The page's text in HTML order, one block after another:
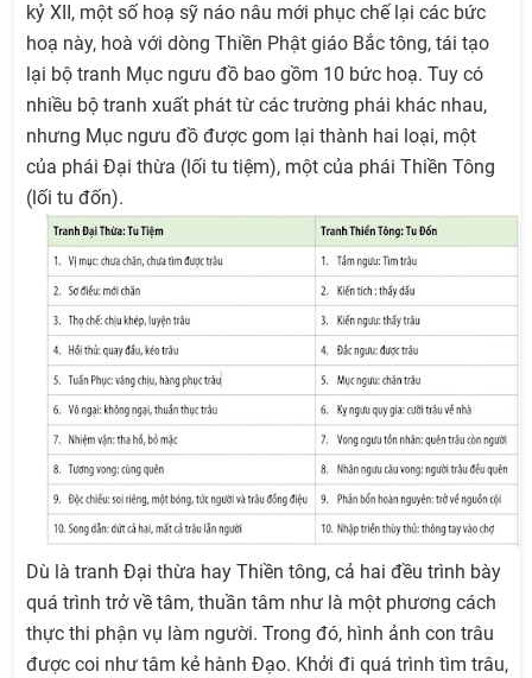
kỷ XII, một số hoạ sỹ náo nâu mới phục chế lại các bức
hoạ này, hoà với dòng Thiền Phật giáo Bắc tông, tái tạo
lại bộ tranh Mục ngưu đồ bao gồm 10 bức hoạ. Tuy có
nhiều bộ tranh xuất phát từ các trường phái khác nhau,
nhưng Mục ngưu đồ được gom lại thành hai loại, một
của phái Đại thừa (lối tu tiệm), một của phái Thiền Tông
(lối tu đốn).
Dù là tranh Đại thừa hay Thiền tông, cả hai đều trình bày
quá trình trở về tâm, thuần tâm như là một phương cách
thực thi phận vụ làm người. Trong đó, hình ảnh con trâu
được coi như tâm kẻ hành Đạo. Khởi đi quá trình tìm trâu,